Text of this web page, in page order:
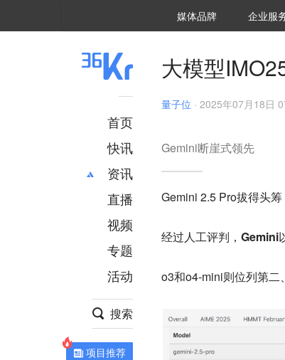
媒体品牌 36Kr研究
企业服
首页
快讯
资讯
推荐
财经
项目推荐
安徽
直播
视频
专题
活动
搜索
项目推荐
大模型
量子位 · 2025年07月18日
Gemini断崖式领先
Gemini 2.5 Pro拔得头
经过人工评判， Gemini
o3和o4-mini则位列第二